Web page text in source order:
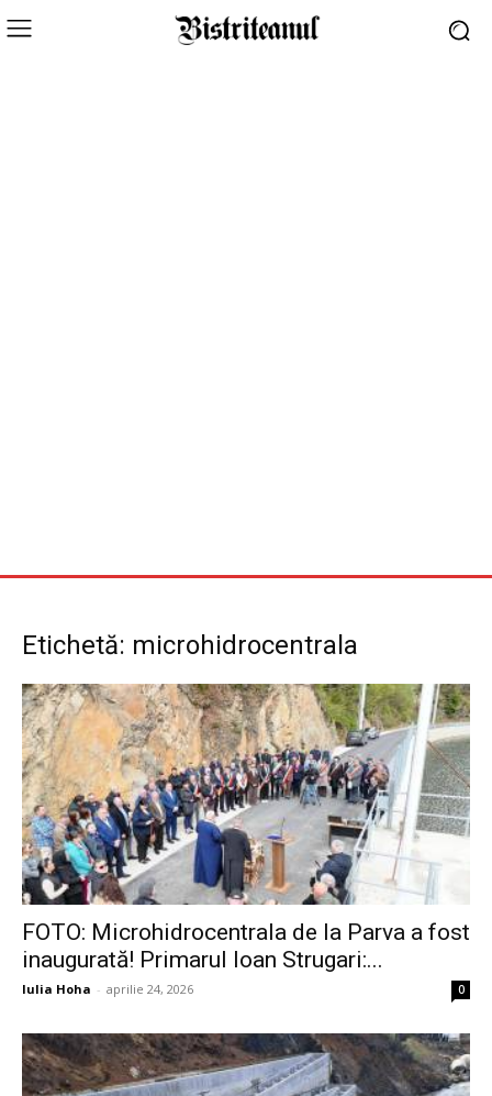
Etichetă: microhidrocentrala
FOTO: Microhidrocentrala de la Parva a fost
inaugurată! Primarul Ioan Strugari:...
Iulia Hoha - aprilie 24, 2026 0